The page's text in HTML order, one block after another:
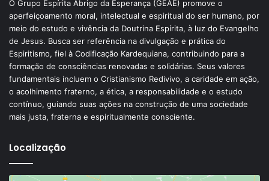
O Grupo Espírita Abrigo da Esperança (GEAE) promove o
aperfeiçoamento moral, intelectual e espiritual do ser humano, por
meio do estudo e vivência da Doutrina Espírita, à luz do Evangelho
de Jesus. Busca ser referência na divulgação e prática do
Espiritismo, fiel à Codificação Kardequiana, contribuindo para a
formação de consciências renovadas e solidárias. Seus valores
fundamentais incluem o Cristianismo Redivivo, a caridade em ação,
o acolhimento fraterno, a ética, a responsabilidade e o estudo
contínuo, guiando suas ações na construção de uma sociedade
mais justa, fraterna e espiritualmente consciente.
Localização